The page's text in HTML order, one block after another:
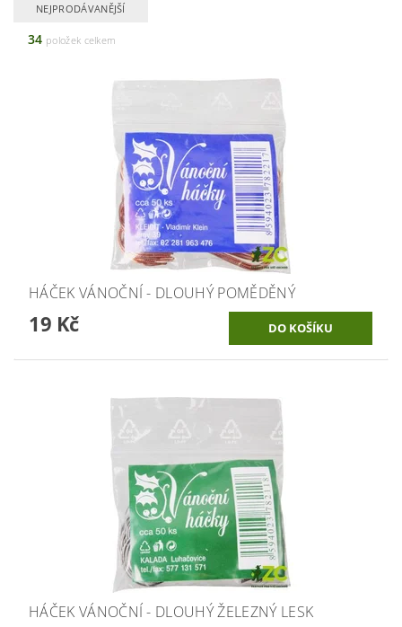
NEJPRODÁVANĚJŠÍ
34 položek celkem
HÁČEK VÁNOČNÍ - DLOUHÝ POMĚDĚNÝ
19 Kč
HÁČEK VÁNOČNÍ - DLOUHÝ ŽELEZNÝ LESK